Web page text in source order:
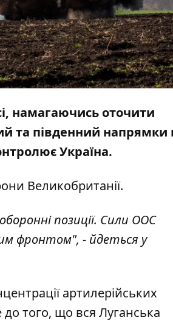
намагаючись оточити
та південний напрямки
Україна.
Великобританії.
позиції. Сили ООС
фронтом", - йдеться у
артилерійських
до того, що вся Луганська